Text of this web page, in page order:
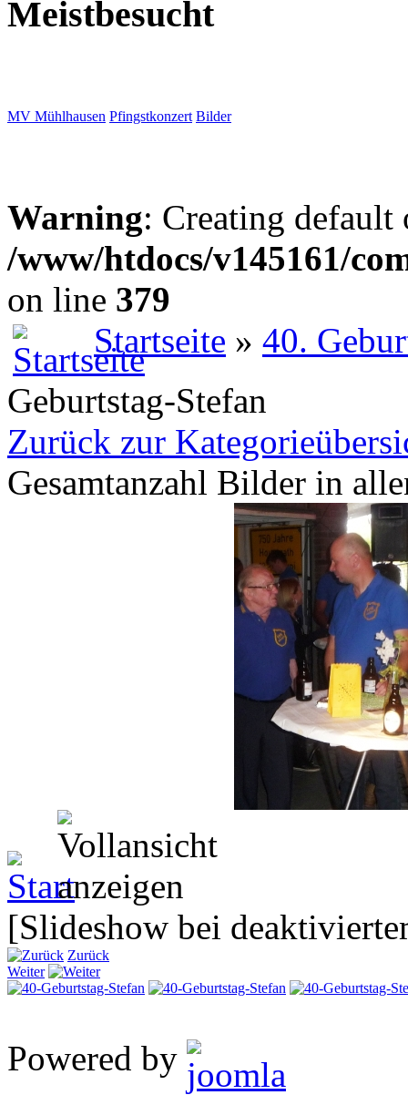
Meistbesucht
MV Mühlhausen Pfingstkonzert Bilder
Warning: Creating
/www/htdocs/v145161/
on line 379
Startseite » 40.
Geburtstag-Stefan
Zurück zur
Gesamtanzahl Bilder in
[Slideshow bei
Zurück
Weiter
Powered by